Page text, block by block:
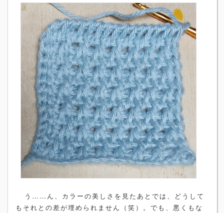
う……ん、カラーの美しさを見たあとでは、どうして
もそれとの差が埋められません（笑）。でも、悪くもな